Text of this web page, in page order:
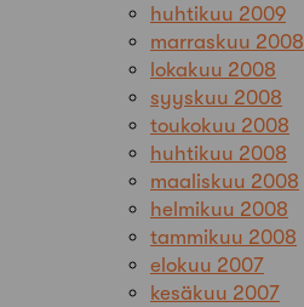
huhtikuu 2009
marraskuu 2008
lokakuu 2008
syyskuu 2008
toukokuu 2008
huhtikuu 2008
maaliskuu 2008
helmikuu 2008
tammikuu 2008
elokuu 2007
kesäkuu 2007